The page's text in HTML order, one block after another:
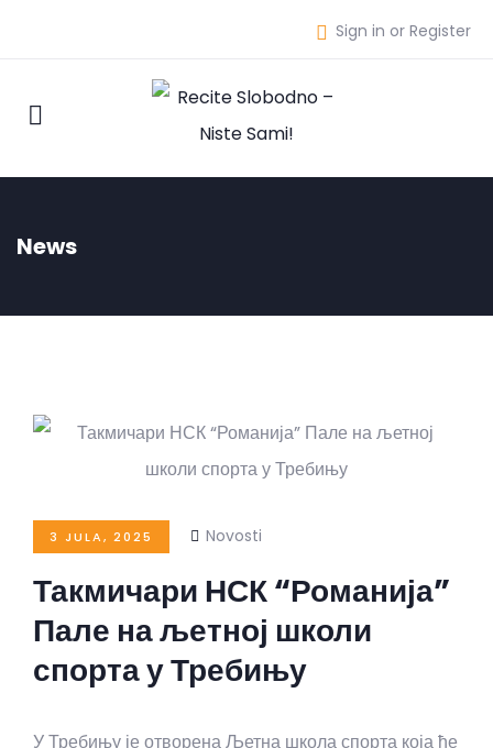
Sign in or Register
News
3 JULA, 2025 Novosti
Такмичари НСК “Романија”
Пале на љетној школи
спорта у Требињу
У Требињу је отворена Љетна школа спорта која ће